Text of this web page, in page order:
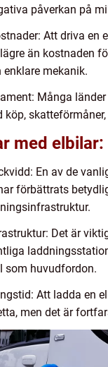
påverkan på
Att driva en
än kostnaden
mekanik.
Många
köp,
med elbilar:
En av de
förbättrats
Det är
som huvudfordon.
Att ladda en
men det är